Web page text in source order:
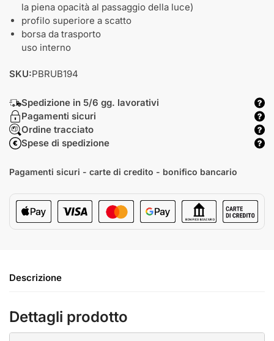
la piena opacità al passaggio della luce)
profilo superiore a scatto
borsa da trasporto
uso interno
SKU:PBRUB194
Spedizione in 5/6 gg. lavorativi
Pagamenti sicuri
Ordine tracciato
Spese di spedizione
Pagamenti sicuri - carte di credito - bonifico bancario
Descrizione
Dettagli prodotto